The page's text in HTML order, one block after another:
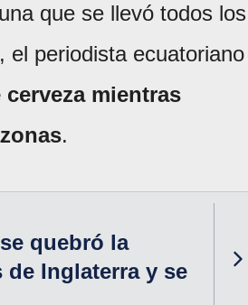
que se llevó todos los
el periodista ecuatoriano
mientras
.
quebró la
Inglaterra y se